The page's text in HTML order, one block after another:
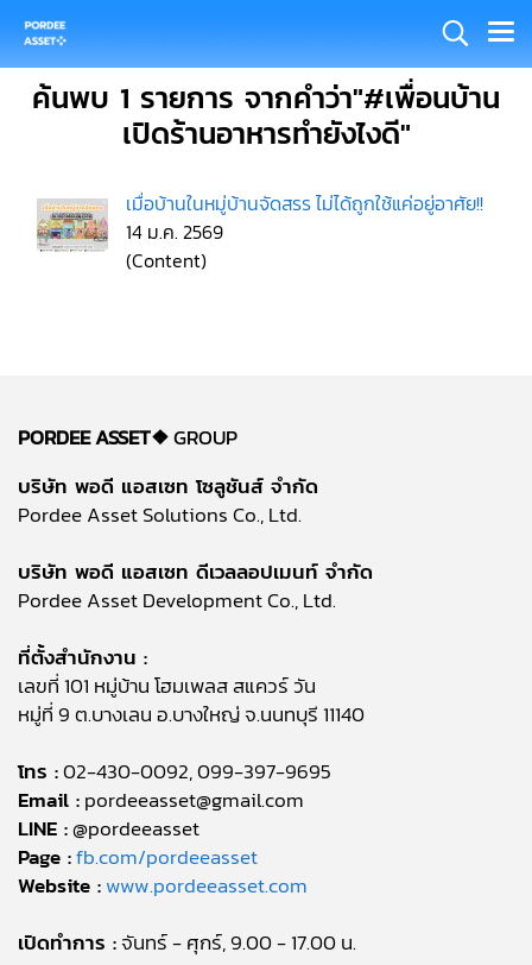
ค้นพบ 1 รายการ จากคำว่า"#เพื่อนบ้าน
เปิดร้านอาหารทำยังไงดี"
เมื่อบ้านในหมู่บ้านจัดสรร ไม่ได้ถูกใช้แค่อยู่อาศัย!!
14 ม.ค. 2569
(Content)
PORDEE ASSET❖GROUP
บริษัท พอดี แอสเซท โซลูชันส์ จำกัด
Pordee Asset Solutions Co., Ltd.
บริษัท พอดี แอสเซท ดีเวลลอปเมนท์ จำกัด
Pordee Asset Development Co., Ltd.
ที่ตั้งสำนักงาน :
เลขที่ 101 หมู่บ้าน โฮมเพลส สแควร์ วัน
หมู่ที่ 9 ต.บางเลน อ.บางใหญ่ จ.นนทบุรี 11140
โทร :02-430-0092, 099-397-9695
Email :pordeeasset@gmail.com
LINE :@pordeeasset
Page :fb.com/pordeeasset
Website :www.pordeeasset.com
เปิดทำการ :จันทร์ - ศุกร์, 9.00 - 17.00 น.